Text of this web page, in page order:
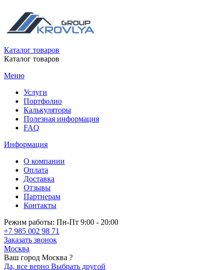
Каталог товаров
Каталог товаров
Меню
Услуги
Портфолио
Калькуляторы
Полезная информация
FAQ
Информация
О компании
Оплата
Доставка
Отзывы
Партнерам
Контакты
Режим работы: Пн-Пт 9:00 - 20:00
+7 985 002 98 71
Заказать звонок
Москва
Ваш город Москва ?
Да, все верно Выбрать другой